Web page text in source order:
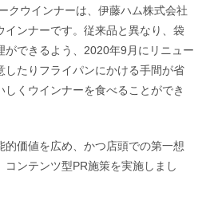
クウインナーは、伊藤ハム株式会社
インナーです。従来品と異なり、袋
ができるよう、2020年9月にリニュー
したりフライパンにかける手間が省
くウインナーを食べることができ
的価値を広め、かつ店頭での第一想
ンテンツ型PR施策を実施しまし